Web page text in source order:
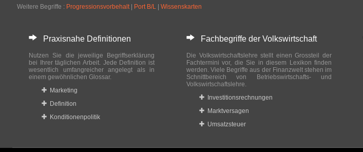
Weitere Begriffe : Progressionsvorbehalt| Port B/L Wissenskarten
Praxisnahe Definitionen
Nutzen Sie die jeweilige Begriffserklärung
bei Ihrer täglichen Arbeit. Jede Definition ist
wesentlich umfangreicher angelegt als in
einem gewöhnlichen Glossar.
Marketing
Definition
Konditionenpolitik
Fachbegriffe der Volkswirtschaft
Die Volkswirtschaftslehre stellt einen Grossteil der
Fachtermini vor, die Sie in diesem Lexikon finden
werden. Viele Begriffe aus der Finanzwelt stehen im
Schnittbereich von Betriebswirtschafts- und
Volkswirtschaftslehre.
Investitionsrechnungen
Marktversagen
Umsatzsteuer